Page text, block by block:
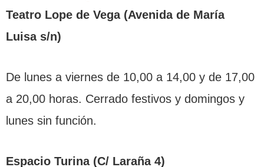
Teatro Lope de Vega (Avenida de María
Luisa s/n)
De lunes a viernes de 10,00 a 14,00 y de 17,00
a 20,00 horas. Cerrado festivos y domingos y
lunes sin función.
Espacio Turina (C/ Laraña 4)